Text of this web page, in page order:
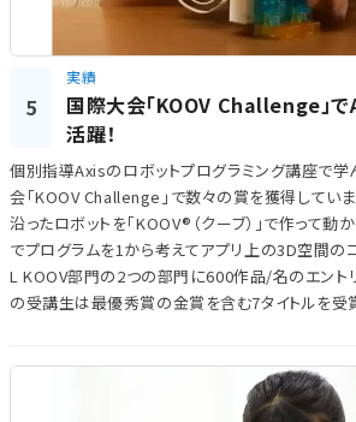
5
実績
国際大会「KOOV Challenge」
活躍！
個別指導Axisのロボットプログラミング講座で
会「KOOV Challenge」で数々の賞を獲得してい
沿ったロボットを「KOOV®（クーブ）」で作って動
でプログラムを1から考えてアプリ上の3D空間の
L KOOV部門の2つの部門に600作品/名のエント
の受講生は最優秀賞の金賞を含む7タイトルを受